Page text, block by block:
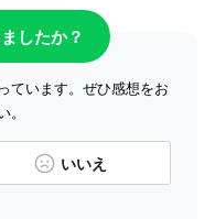
したか？
ています。ぜひ感想をお
いいえ